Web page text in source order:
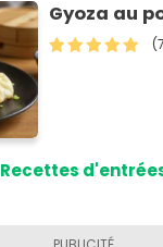
Gyoza au
Recettes